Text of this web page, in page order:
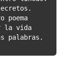
poema
la vida
palabras.